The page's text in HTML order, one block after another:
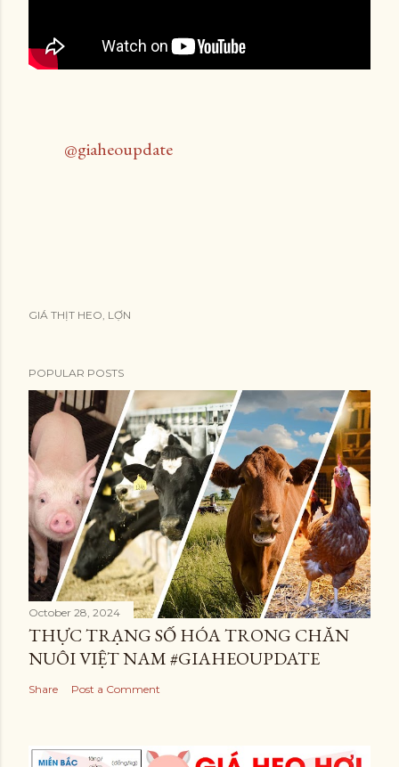
@giaheoupdate
GIÁ THỊT HEO, LỢN
POPULAR POSTS
October 28, 2024
THỰC TRẠNG SỐ HÓA TRONG CHĂN
NUÔI VIỆT NAM #GIAHEOUPDATE
Share Post a Comment